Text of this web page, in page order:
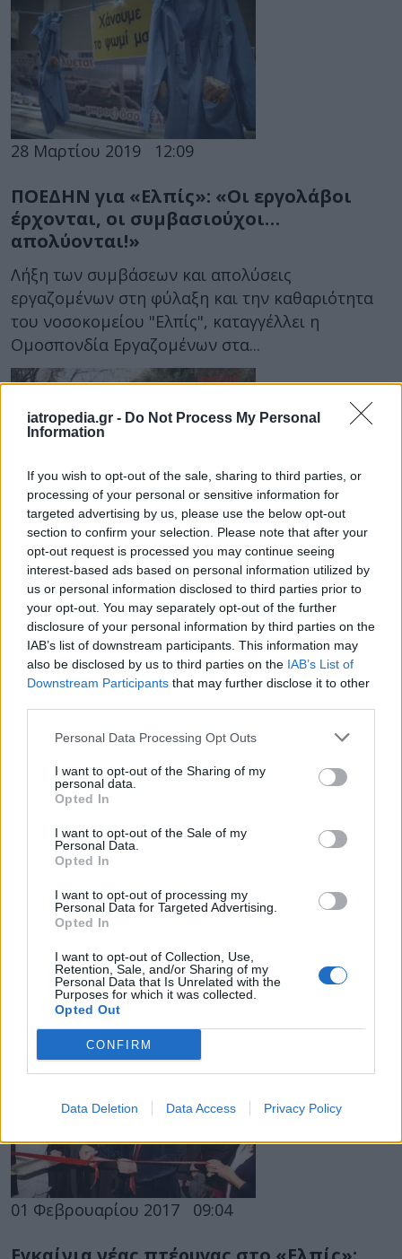
iatropedia.gr - Do Not Process My Personal
Information
If you wish to opt-out of the sale, sharing to third parties, or
processing of your personal or sensitive information for
targeted advertising by us, please use the below opt-out
section to confirm your selection. Please note that after your
opt-out request is processed you may continue seeing
interest-based ads based on personal information utilized by
us or personal information disclosed to third parties prior to
your opt-out. You may separately opt-out of the further
disclosure of your personal information by third parties on the
IAB’s list of downstream participants. This information may
also be disclosed by us to third parties on the IAB’s List of
Downstream Participants that may further disclose it to other
Personal Data Processing Opt Outs
I want to opt-out of the Sharing of my
personal data.
Opted In
I want to opt-out of the Sale of my
Personal Data.
Opted In
I want to opt-out of processing my
Personal Data for Targeted Advertising.
Opted In
I want to opt-out of Collection, Use,
Retention, Sale, and/or Sharing of my
Personal Data that Is Unrelated with the
Purposes for which it was collected.
Opted Out
CONFIRM
Data Deletion Data Access Privacy Policy
28 Μαρτίου 2019 12:09
ΠΟΕΔΗΝ για «Ελπίς»: «Οι εργολάβοι
έρχονται, οι συμβασιούχοι…
απολύονται!»
Λήξη των συμβάσεων και απολύσεις
εργαζομένων στη φύλαξη και την καθαριότητα
του νοσοκομείου "Ελπίς", καταγγέλλει η
Ομοσπονδία Εργαζομένων στα...
20 Μαρτίου 2019 17:15
Ο διοικητής του «Ελπίς» για κλοπή
εκκλησίας: «Δεν με ενημέρωσε ο
ιερέας»
Δεν έλαβε καμμία επισημη ενημέρωση για την
υπόθεση κλοπής στο παρεκκλήσι του Αγ.
Κωνσταντίνου και Ελένης που βρίσκεται στον...
Μπήκαν «ποντικοί» στο νοσοκομείο
ΕΛΠΙΣ – Τι λέει η ΠΟΕΔΗΝ
Σύμφωνα με σημερινή ανακοίνωση της ΠΟΕΔΗΝ,
άγνωστοι έκλεψαν χθες τα ξημερώματα το
εκκλησάκι του Νοσοκομείου "ΕΛΠΙΣ".
01 Φεβρουαρίου 2017 09:04